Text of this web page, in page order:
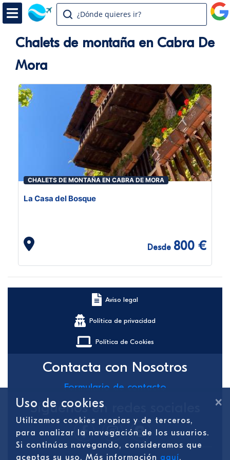
¿Dónde quieres ir?
Chalets de montaña en Cabra De
Mora
CHALETS DE MONTAÑA EN CABRA DE MORA
La Casa del Bosque
Desde 800 €
Aviso legal
Política de privacidad
Política de Cookies
Contacta con Nosotros
Formulario de contacto
Síguenos en redes sociales ×
Uso de cookies
Utilizamos cookies propias y de terceros,
para analizar la navegación de los usuarios.
Si continúas navegando, consideramos que
aceptas su uso. Más información aquí.